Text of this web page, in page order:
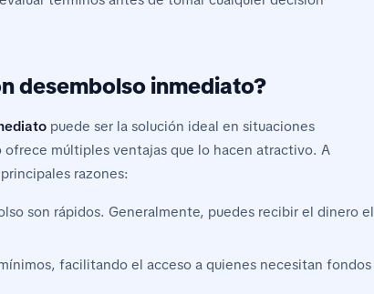
desembolso inmediato?
puede ser la solución ideal en situaciones
múltiples ventajas que lo hacen atractivo. A
razones:
son rápidos. Generalmente, puedes recibir el dinero el
facilitando el acceso a quienes necesitan fondos